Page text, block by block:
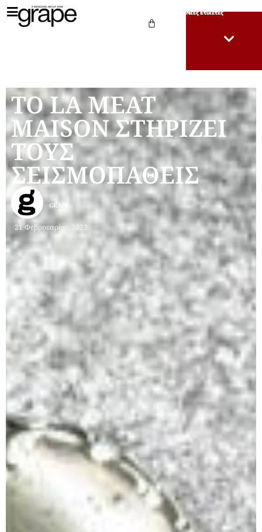
Νέες Ετικέτες
ΤΟ LA MEAT
MAISON ΣΤΗΡΙΖΕΙ
ΤΟΥΣ
ΣΕΙΣΜΟΠΑΘΕΙΣ
21 Φεβρουαρίου, 2023
GRAPE